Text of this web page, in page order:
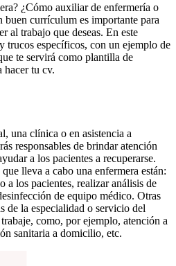
¿Cómo auxiliar de enfermería o
buen currículum es importante para
al trabajo que deseas. En este
trucos específicos, con un ejemplo de
te servirá como plantilla de
hacer tu cv.
una clínica o en asistencia a
responsables de brindar atención
a los pacientes a recuperarse.
lleva a cabo una enfermera están:
a los pacientes, realizar análisis de
de equipo médico. Otras
de la especialidad o servicio del
como, por ejemplo, atención a
sanitaria a domicilio, etc.